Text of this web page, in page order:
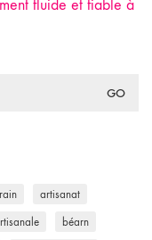
fluide et fiable à
artisanat
béarn